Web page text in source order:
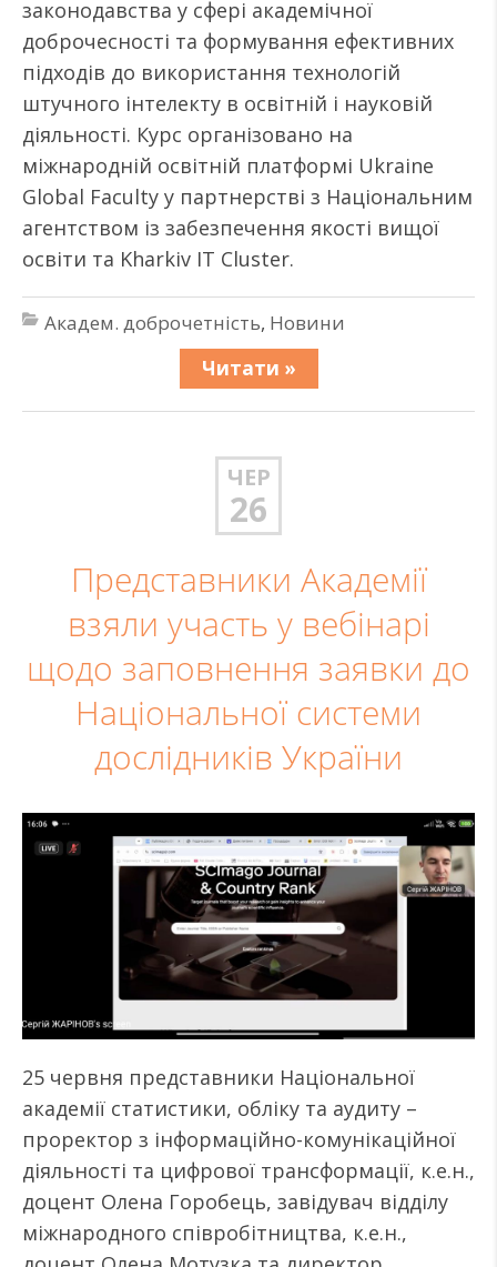
законодавства у сфері академічної
доброчесності та формування ефективних
підходів до використання технологій
штучного інтелекту в освітній і науковій
діяльності. Курс організовано на
міжнародній освітній платформі Ukraine
Global Faculty у партнерстві з Національним
агентством із забезпечення якості вищої
освіти та Kharkiv IT Cluster.
Академ. доброчетність, Новини
Читати »
ЧЕР
26
Представники Академії
взяли участь у вебінарі
щодо заповнення заявки до
Національної системи
дослідників України
25 червня представники Національної
академії статистики, обліку та аудиту –
проректор з інформаційно-комунікаційної
діяльності та цифрової трансформації, к.е.н.,
доцент Олена Горобець, завідувач відділу
міжнародного співробітництва, к.е.н.,